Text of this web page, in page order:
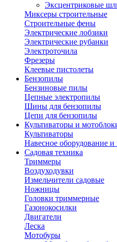
Эксцентриковые
Миксеры строительные
Строительные фены
Электрические лобзики
Электрические рубанки
Электроточила
Фрезеры
Клеевые пистолеты
Бензопилы
Бензиновые пилы
Цепные электропилы
Шины для бензопилы
Цепи для бензопилы
Культиваторы и
Культиваторы
Навесное оборудование
Садовая техника
Триммеры
Воздуходувки
Измельчители садовые
Ножницы
Головки триммерные
Газонокосилки
Двигатели
Леска
Мотобуры